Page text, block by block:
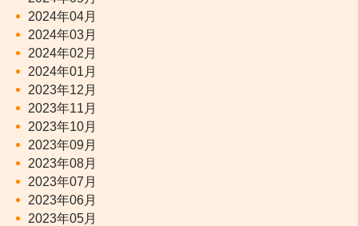
2024年04月
2024年03月
2024年02月
2024年01月
2023年12月
2023年11月
2023年10月
2023年09月
2023年08月
2023年07月
2023年06月
2023年05月